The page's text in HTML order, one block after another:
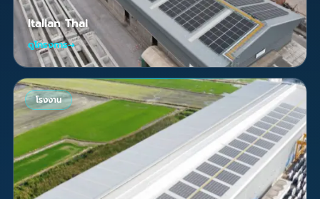
Italian Thai
ดูโครงการ→
โรงงาน